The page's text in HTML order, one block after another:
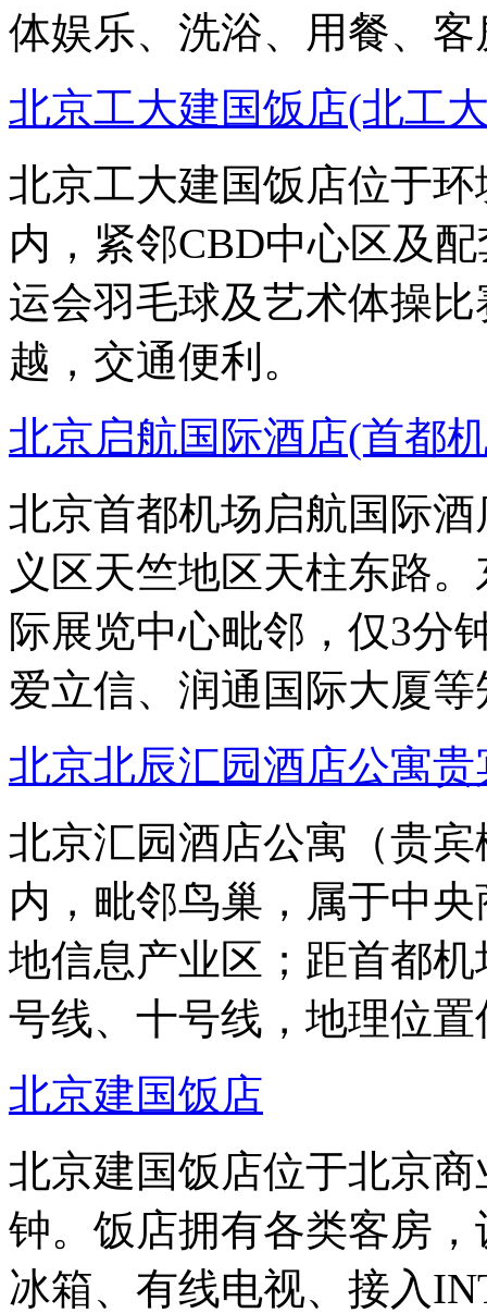
体娱乐、洗浴、用餐、
北京工大建国饭店(北工
北京工大建国饭店位于
内，紧邻CBD中心区及
运会羽毛球及艺术体操
越，交通便利。
北京启航国际酒店(首都
北京首都机场启航国际
义区天竺地区天柱东路
际展览中心毗邻，仅3分
爱立信、润通国际大厦
北京北辰汇园酒店公寓
北京汇园酒店公寓（贵
内，毗邻鸟巢，属于中
地信息产业区；距首都
号线、十号线，地理位
北京建国饭店
北京建国饭店位于北京
钟。饭店拥有各类客房
冰箱、有线电视、接入